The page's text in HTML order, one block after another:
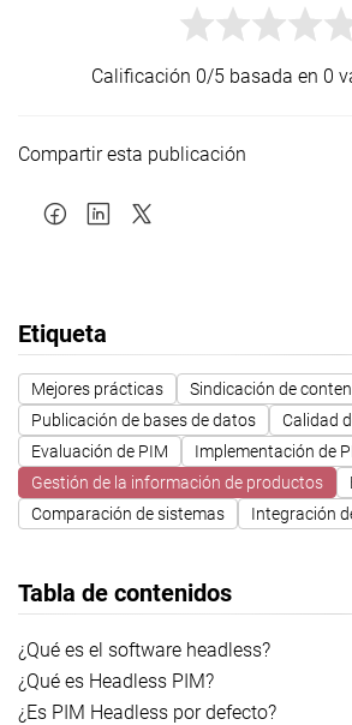
Calificación 0/5 basada en 0
Compartir esta publicación
Etiqueta
Mejores prácticas
Sindicación de
Publicación de bases de datos
Calidad
Evaluación de PIM
Implementación de
Gestión de la información de productos
Comparación de sistemas
Integración
Tabla de contenidos
¿Qué es el software headless?
¿Qué es Headless PIM?
¿Es PIM Headless por defecto?